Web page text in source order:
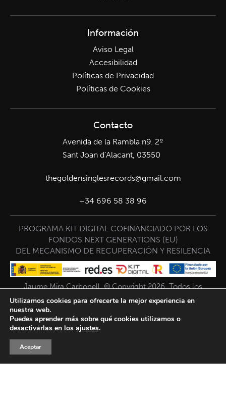
Información
Aviso Legal
Accesibilidad
Políticas de Privacidad
Políticas de Cookies
Contacto
Avenida de la Rambla n9. 2º
Sant Joan d’Alacant, 03550
thegoldensinglesrecords@gmail.com
+34 696 58 38 96
PROGRAMA KIT DIGITAL COFINANCIADO POR LOS
FONDOS NEXT GENERATIONS (EU)
DEL MECANISMO DE RECUPERACIÓN Y RESILENCIA
Jaume Mira Carbonell. © Copyright 2026. Todos los
derechos reservados.
Utilizamos cookies para ofrecerte la mejor experiencia en
nuestra web.
Puedes aprender más sobre qué cookies utilizamos o
desactivarlas en los ajustes.
Aceptar